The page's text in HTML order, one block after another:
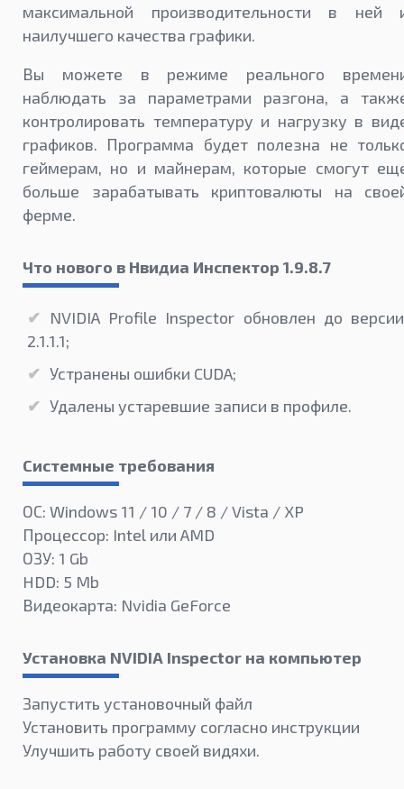
максимальной производительности в ней
наилучшего качества графики.
Вы можете в режиме реального
наблюдать за параметрами разгона, а
контролировать температуру и нагрузку в
графиков. Программа будет полезна не
геймерам, но и майнерам, которые смогут
больше зарабатывать криптовалюты на
ферме.
Что нового в Нвидиа Инспектор 1.9.8.7
NVIDIA Profile Inspector обновлен до версии
2.1.1.1;
Устранены ошибки CUDA;
Удалены устаревшие записи в профиле.
Системные требования
ОС: Windows 11 / 10 / 7 / 8 / Vista / XP
Процессор: Intel или AMD
ОЗУ: 1 Gb
HDD: 5 Mb
Видеокарта: Nvidia GeForce
Установка NVIDIA Inspector на компьютер
Запустить установочный файл
Установить программу согласно инструкции
Улучшить работу своей видяхи.